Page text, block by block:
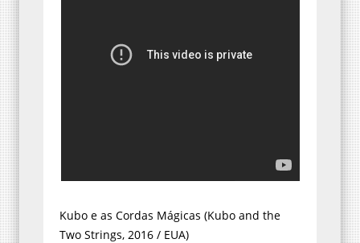
Two Strings, 2016 / EUA)
Direção: Travis Knight